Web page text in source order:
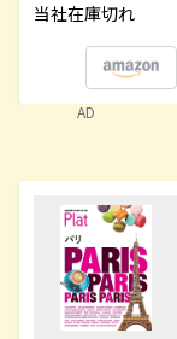
当社在庫切れ
AD